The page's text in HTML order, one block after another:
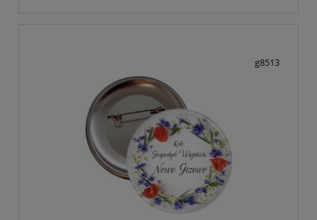
g8513